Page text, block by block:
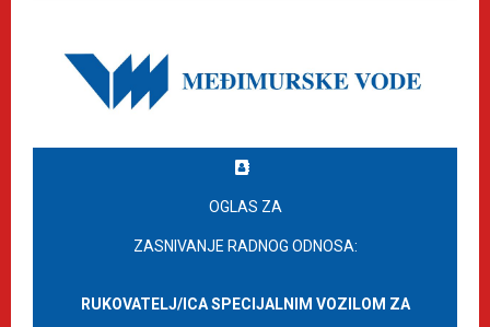
OGLAS ZA
ZASNIVANJE RADNOG ODNOSA:
RUKOVATELJ/ICA SPECIJALNIM VOZILOM ZA